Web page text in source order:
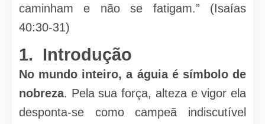
caminham e não se fatigam.” (Isaías
40:30-31)
1. Introdução
No mundo inteiro, a águia é símbolo de
nobreza. Pela sua força, alteza e vigor ela
desponta-se como campeã indiscutível